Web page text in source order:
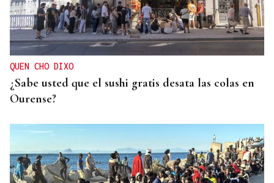
2019, SU PRIMERA GRANDE
Pogacar vuelve a La Vuelta siete años después y
busca conquistar el maillot rojo
QUEN CHO DIXO
¿Sabe usted que el sushi gratis desata las colas en
Ourense?